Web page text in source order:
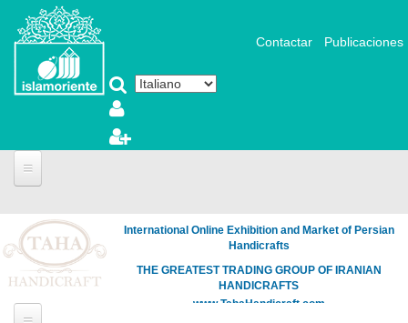
Salta al contenuto principale
Contactar Publicaciones
International Online Exhibition and Market of Persian
Handicrafts
THE GREATEST TRADING GROUP OF IRANIAN
HANDICRAFTS
www.TahaHandicraft.com